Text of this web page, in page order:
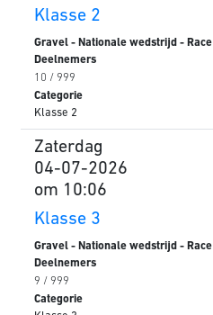
Klasse 2
Gravel - Nationale wedstrijd - Race
Deelnemers
10 / 999
Categorie
Klasse 2
Zaterdag
04-07-2026
om 10:06
Klasse 3
Gravel - Nationale wedstrijd - Race
Deelnemers
9 / 999
Categorie